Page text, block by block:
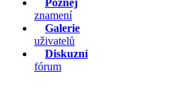
znamení
Galerie
uživatelů
Diskuzní
fórum